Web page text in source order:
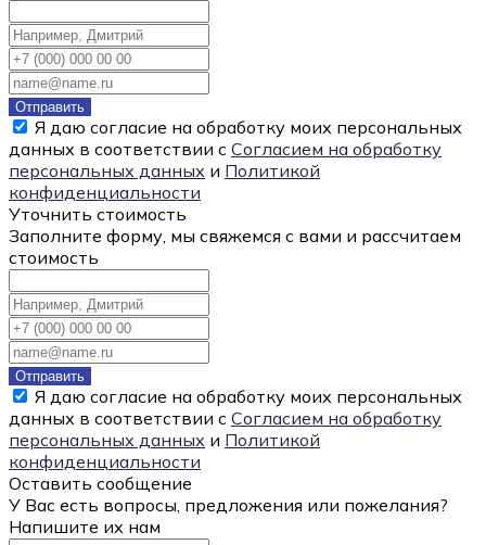
Отправить
Я даю согласие на обработку моих персональных
данных в соответствии с Согласием на обработку
персональных данных и Политикой
конфиденциальности
Уточнить стоимость
Заполните форму, мы свяжемся с вами и рассчитаем
стоимость
Отправить
Я даю согласие на обработку моих персональных
данных в соответствии с Согласием на обработку
персональных данных и Политикой
конфиденциальности
Оставить сообщение
У Вас есть вопросы, предложения или пожелания?
Напишите их нам